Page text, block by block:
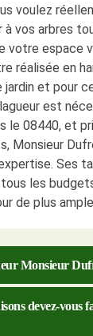
voulez
à vos arbres
votre espace
réalisée en
et pour
est
le 08440, et
Monsieur
Ses
les
de plus
Monsieur
devez-vous